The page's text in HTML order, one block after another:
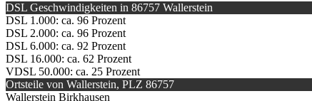
DSL Geschwindigkeiten in 86757 Wallerstein
DSL 1.000: ca. 96 Prozent
DSL 2.000: ca. 96 Prozent
DSL 6.000: ca. 92 Prozent
DSL 16.000: ca. 62 Prozent
VDSL 50.000: ca. 25 Prozent
Ortsteile von Wallerstein, PLZ 86757
Wallerstein Birkhausen